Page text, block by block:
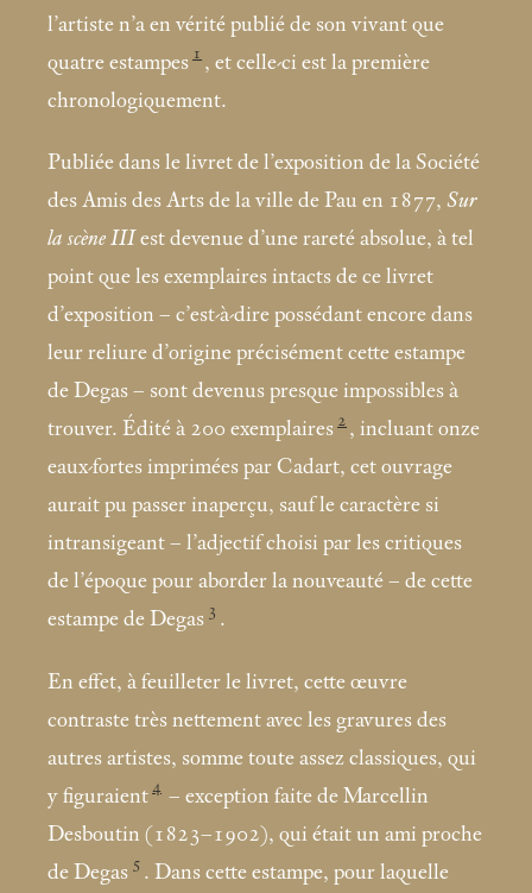
l’artiste n’a en vérité publié de son vivant que
quatre estampes 1 , et celle-ci est la première
chronologiquement.
Publiée dans le livret de l’exposition de la Société
des Amis des Arts de la ville de Pau en 1877, Sur
la scène III est devenue d’une rareté absolue, à tel
point que les exemplaires intacts de ce livret
d’exposition – c’est-à-dire possédant encore dans
leur reliure d’origine précisément cette estampe
de Degas – sont devenus presque impossibles à
trouver. Édité à 200 exemplaires 2 , incluant onze
eaux-fortes imprimées par Cadart, cet ouvrage
aurait pu passer inaperçu, sauf le caractère si
intransigeant – l’adjectif choisi par les critiques
de l’époque pour aborder la nouveauté – de cette
estampe de Degas 3 .
En effet, à feuilleter le livret, cette œuvre
contraste très nettement avec les gravures des
autres artistes, somme toute assez classiques, qui
y figuraient4 – exception faite de Marcellin
Desboutin (1823–1902), qui était un ami proche
de Degas 5 . Dans cette estampe, pour laquelle